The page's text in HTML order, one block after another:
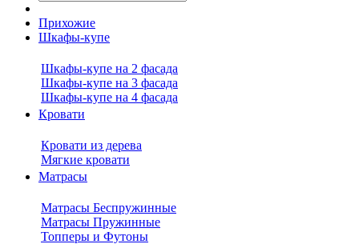
Прихожие
Шкафы-купе
Шкафы-купе на 2 фасада
Шкафы-купе на 3 фасада
Шкафы-купе на 4 фасада
Кровати
Кровати из дерева
Мягкие кровати
Матрасы
Матрасы Беспружинные
Матрасы Пружинные
Топперы и Футоны